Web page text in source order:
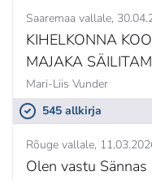
Saaremaa vallale
KIHELKONNA
MAJAKA
Mari-Liis Vunder
545 allkirja
Rõuge vallale
Olen vastu